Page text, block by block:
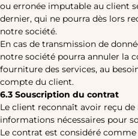
ou erronée imputable au client
dernier, qui ne pourra dès lors
notre société.
En cas de transmission de
notre société pourra annuler la
fourniture des services, au
compte du client.
6.3 Souscription du contrat
Le client reconnaît avoir reçu
informations nécessaires pour
Le contrat est considéré